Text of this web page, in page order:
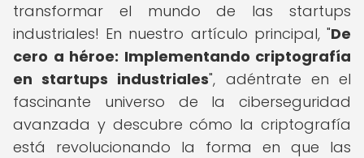
transformar el mundo de las startups
industriales! En nuestro artículo principal, "De
cero a héroe: Implementando criptografía
en startups industriales", adéntrate en el
fascinante universo de la ciberseguridad
avanzada y descubre cómo la criptografía
está revolucionando la forma en que las